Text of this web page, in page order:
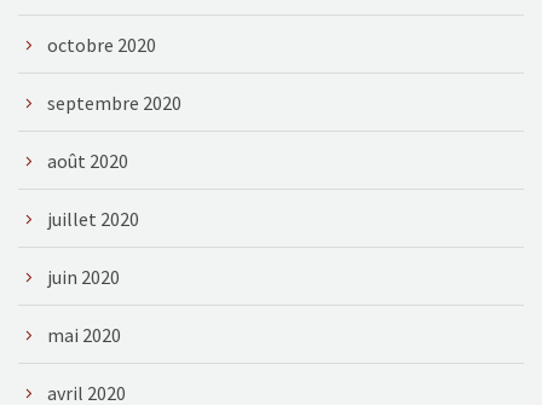
octobre 2020
septembre 2020
août 2020
juillet 2020
juin 2020
mai 2020
avril 2020